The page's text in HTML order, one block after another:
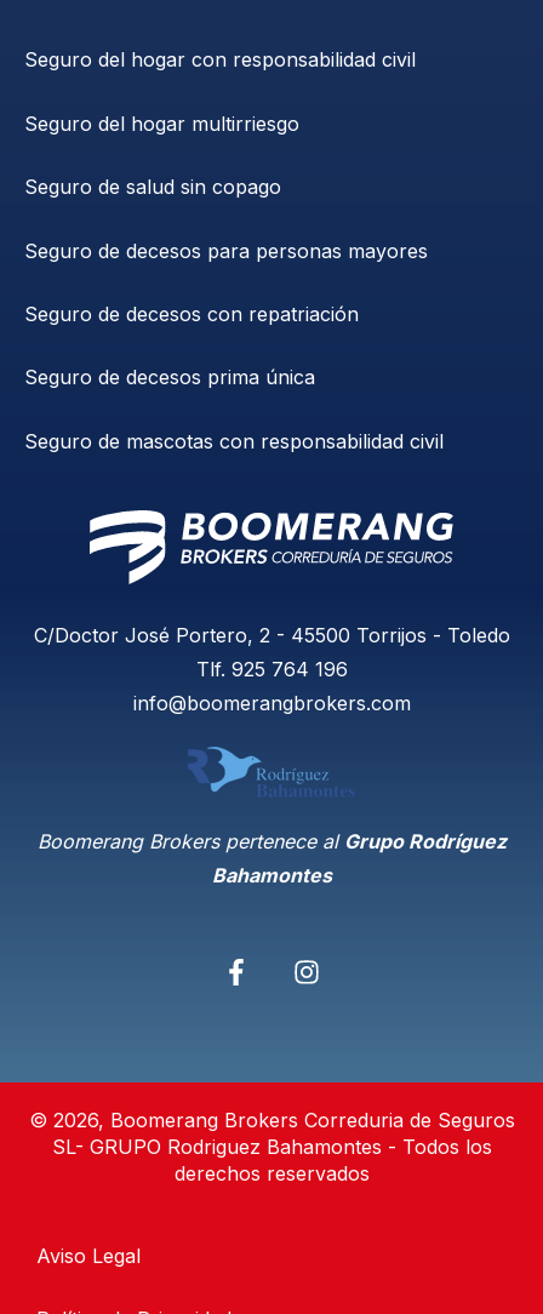
Seguro del hogar con responsabilidad civil
Seguro del hogar multirriesgo
Seguro de salud sin copago
Seguro de decesos para personas mayores
Seguro de decesos con repatriación
Seguro de decesos prima única
Seguro de mascotas con responsabilidad civil
C/Doctor José Portero, 2 - 45500 Torrijos - Toledo
Tlf. 925 764 196
info@boomerangbrokers.com
Boomerang Brokers pertenece al Grupo Rodríguez
Bahamontes
© 2026, Boomerang Brokers Correduria de Seguros
SL- GRUPO Rodriguez Bahamontes - Todos los
derechos reservados
Aviso Legal